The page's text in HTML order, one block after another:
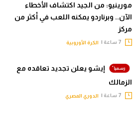
مورينيو: من الجيد اكتشاف الأخطاء
الآن.. وبرناردو يمكنه اللعب في أكثر من
مركز
الكرة الأوروبية
إيشو يعلن تجديد تعاقده مع
الزمالك
الدوري المصري